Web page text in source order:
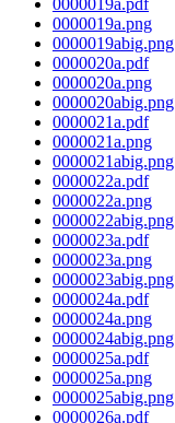
0000019a.pdf
0000019a.png
0000019abig.png
0000020a.pdf
0000020a.png
0000020abig.png
0000021a.pdf
0000021a.png
0000021abig.png
0000022a.pdf
0000022a.png
0000022abig.png
0000023a.pdf
0000023a.png
0000023abig.png
0000024a.pdf
0000024a.png
0000024abig.png
0000025a.pdf
0000025a.png
0000025abig.png
0000026a.pdf